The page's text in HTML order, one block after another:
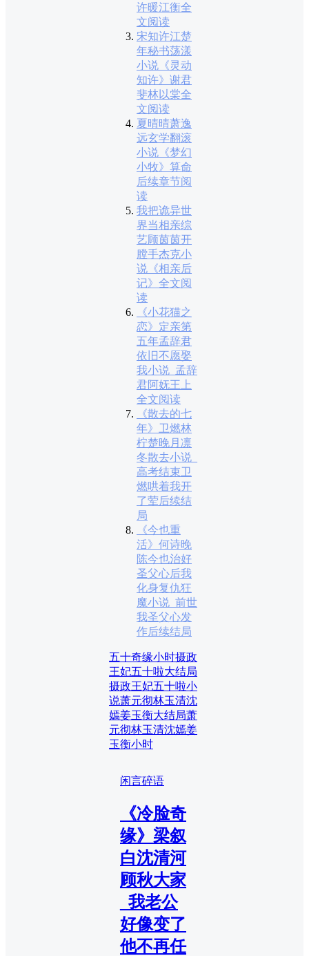
许暖江衡全
文阅读
宋知许江楚
年秘书荡漾
小说《灵动
知许》谢君
斐林以棠全
文阅读
夏晴晴萧逸
远玄学翻滚
小说《梦幻
小牧》算命
后续章节阅
读
我把诡异世
界当相亲综
艺顾茵茵开
膛手杰克小
说《相亲后
记》全文阅
读
《小花猫之
恋》定亲第
五年孟辞君
依旧不愿娶
我小说_孟辞
君阿妩王上
全文阅读
《散去的七
年》卫燃林
柠楚晚月凛
冬散去小说_
高考结束卫
燃哄着我开
了荤后续结
局
《今也重
活》何诗晚
陈今也治好
圣父心后我
化身复仇狂
魔小说_前世
我圣父心发
作后续结局
五十奇缘小时摄政
王妃五十啦大结局
摄政王妃五十啦小
说萧元彻林玉清沈
嫣姜玉衡大结局萧
元彻林玉清沈嫣姜
玉衡小时
闲言碎语
《冷脸奇
缘》梁叙
白沈清河
顾秋大家
_我老公
好像变了
他不再任